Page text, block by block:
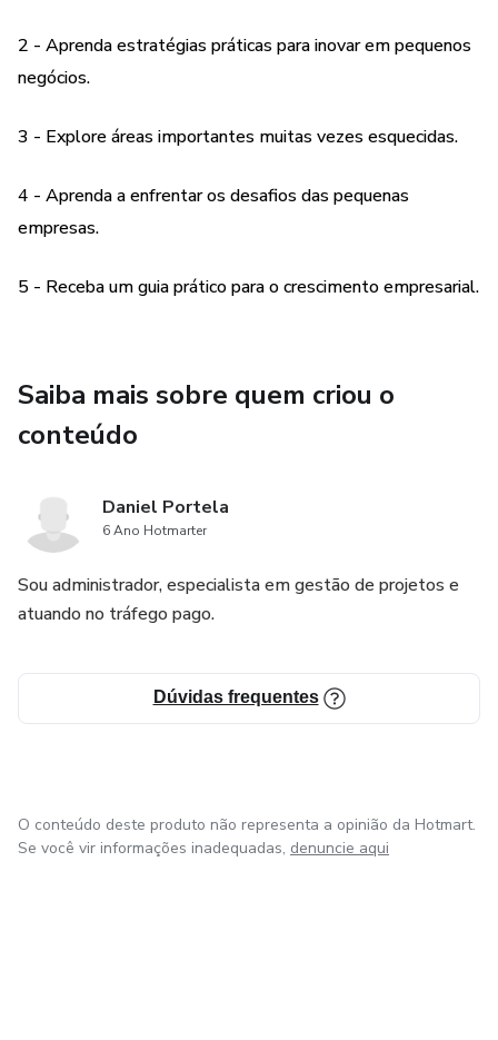
2 - Aprenda estratégias práticas para inovar em pequenos
negócios.
3 - Explore áreas importantes muitas vezes esquecidas.
4 - Aprenda a enfrentar os desafios das pequenas
empresas.
5 - Receba um guia prático para o crescimento empresarial.
Saiba mais sobre quem criou o
conteúdo
Daniel Portela
6 Ano Hotmarter
Sou administrador, especialista em gestão de projetos e
atuando no tráfego pago.
Dúvidas frequentes
O conteúdo deste produto não representa a opinião da Hotmart.
Se você vir informações inadequadas, denuncie aqui